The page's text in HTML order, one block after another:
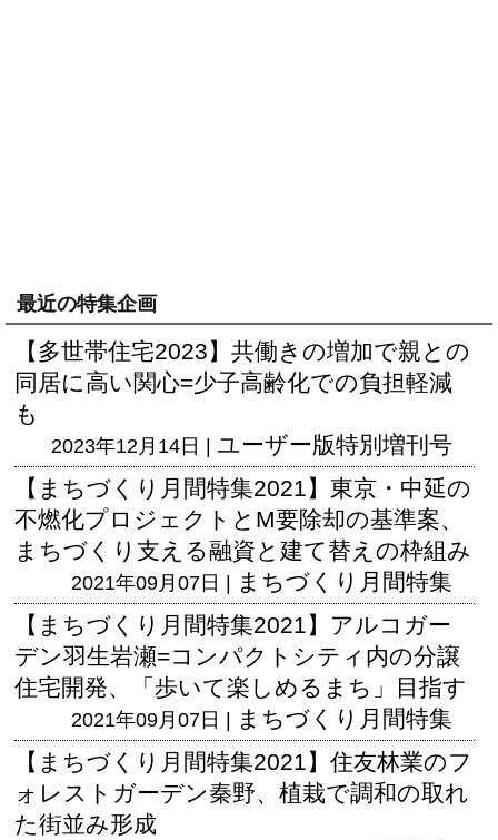
最近の特集企画
【多世帯住宅2023】共働きの増加で親との
同居に高い関心=少子高齢化での負担軽減
も
2023年12月14日 | ユーザー版特別増刊号
【まちづくり月間特集2021】東京・中延の
不燃化プロジェクトとM要除却の基準案、
まちづくり支える融資と建て替えの枠組み
2021年09月07日 | まちづくり月間特集
【まちづくり月間特集2021】アルコガー
デン羽生岩瀬=コンパクトシティ内の分譲
住宅開発、「歩いて楽しめるまち」目指す
2021年09月07日 | まちづくり月間特集
【まちづくり月間特集2021】住友林業のフ
ォレストガーデン秦野、植栽で調和の取れ
た街並み形成